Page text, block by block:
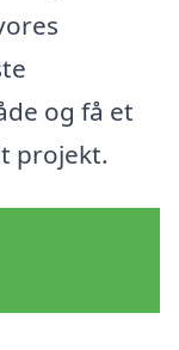
og få et
projekt.